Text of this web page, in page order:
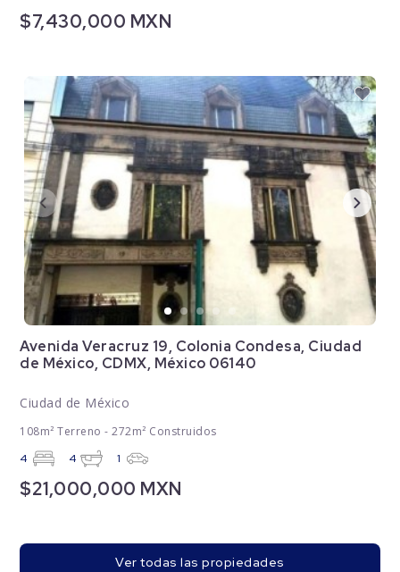
$7,430,000 MXN
Avenida Veracruz 19, Colonia Condesa, Ciudad
de México, CDMX, México 06140
Ciudad de México
108m² Terreno - 272m² Construidos
4 4 1
$21,000,000 MXN
Ver todas las propiedades